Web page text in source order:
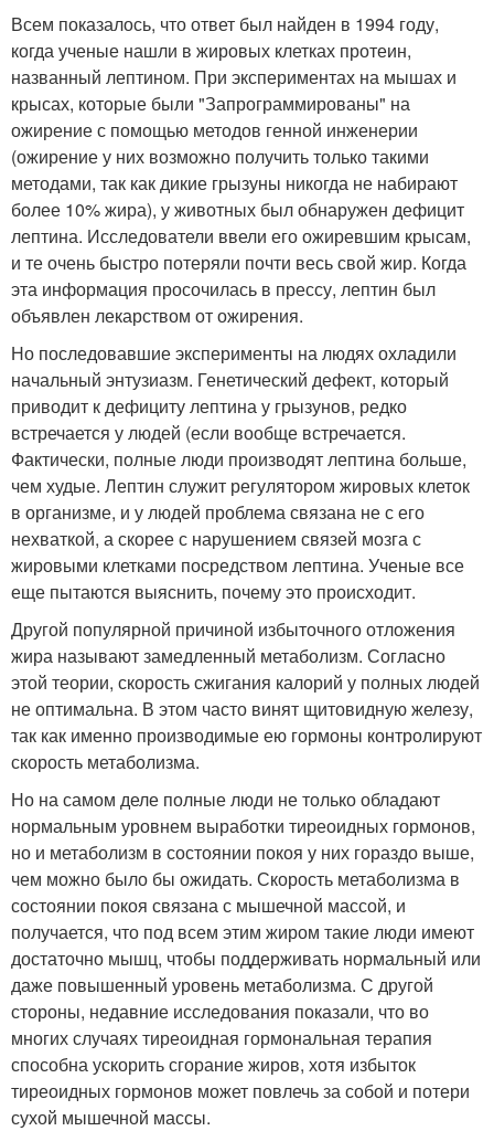
Всем показалось, что ответ был найден в 1994 году,
когда ученые нашли в жировых клетках протеин,
названный лептином. При экспериментах на мышах и
крысах, которые были "Запрограммированы" на
ожирение с помощью методов генной инженерии
(ожирение у них возможно получить только такими
методами, так как дикие грызуны никогда не набирают
более 10% жира), у животных был обнаружен дефицит
лептина. Исследователи ввели его ожиревшим крысам,
и те очень быстро потеряли почти весь свой жир. Когда
эта информация просочилась в прессу, лептин был
объявлен лекарством от ожирения.
Но последовавшие эксперименты на людях охладили
начальный энтузиазм. Генетический дефект, который
приводит к дефициту лептина у грызунов, редко
встречается у людей (если вообще встречается.
Фактически, полные люди производят лептина больше,
чем худые. Лептин служит регулятором жировых клеток
в организме, и у людей проблема связана не с его
нехваткой, а скорее с нарушением связей мозга с
жировыми клетками посредством лептина. Ученые все
еще пытаются выяснить, почему это происходит.
Другой популярной причиной избыточного отложения
жира называют замедленный метаболизм. Согласно
этой теории, скорость сжигания калорий у полных людей
не оптимальна. В этом часто винят щитовидную железу,
так как именно производимые ею гормоны контролируют
скорость метаболизма.
Но на самом деле полные люди не только обладают
нормальным уровнем выработки тиреоидных гормонов,
но и метаболизм в состоянии покоя у них гораздо выше,
чем можно было бы ожидать. Скорость метаболизма в
состоянии покоя связана с мышечной массой, и
получается, что под всем этим жиром такие люди имеют
достаточно мышц, чтобы поддерживать нормальный или
даже повышенный уровень метаболизма. С другой
стороны, недавние исследования показали, что во
многих случаях тиреоидная гормональная терапия
способна ускорить сгорание жиров, хотя избыток
тиреоидных гормонов может повлечь за собой и потери
сухой мышечной массы.